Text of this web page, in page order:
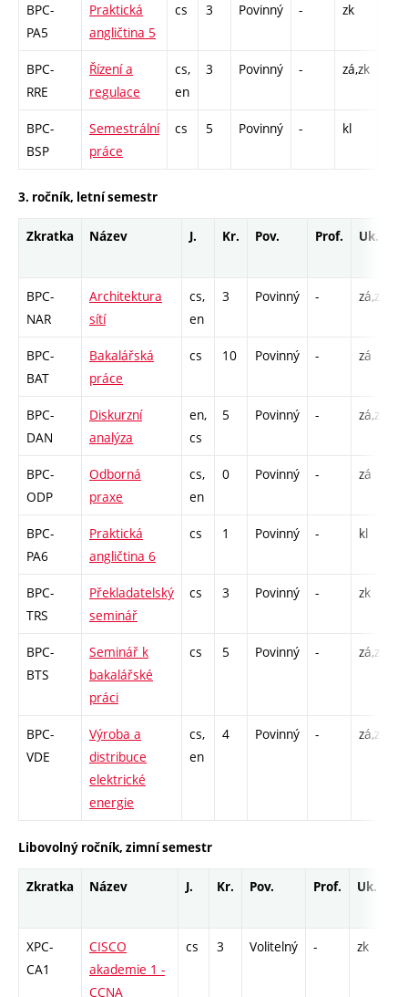
BPC-
PA5
Praktická
angličtina 5
cs 3 Povinný - zk
BPC-
RRE
Řízení a
regulace
cs,
en
3 Povinný - zá,zk
BPC-
BSP
Semestrální
práce
cs 5 Povinný - kl
3. ročník, letní semestr
Zkratka Název J. Kr. Pov. Prof. Uk.
BPC-
NAR
Architektura
sítí
cs,
en
3 Povinný - zá,zk
BPC-
BAT
Bakalářská
práce
cs 10 Povinný - zá
BPC-
DAN
Diskurzní
analýza
en,
cs
5 Povinný - zá,zk
BPC-
ODP
Odborná
praxe
cs,
en
0 Povinný - zá
BPC-
PA6
Praktická
angličtina 6
cs 1 Povinný - kl
BPC-
TRS
Překladatelský
seminář
cs 3 Povinný - zk
BPC-
BTS
Seminář k
bakalářské
práci
cs 5 Povinný - zá,zk
BPC-
VDE
Výroba a
distribuce
elektrické
energie
cs,
en
4 Povinný - zá,zk
Libovolný ročník, zimní semestr
Zkratka Název J. Kr. Pov. Prof. Uk.
XPC-
CA1
CISCO
akademie 1 -
CCNA
cs 3 Volitelný - zk